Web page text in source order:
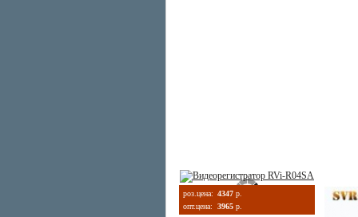
роз.цена: 4347 р.
опт.цена:
3965 р.